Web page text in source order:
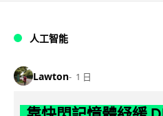
人工智能
Lawton 1 日